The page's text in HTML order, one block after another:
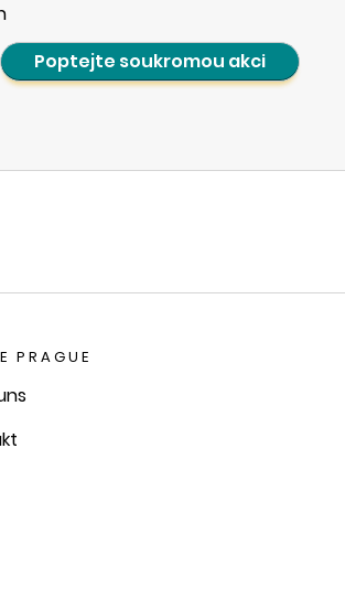
Poptejte soukromou akci
PRAGUE